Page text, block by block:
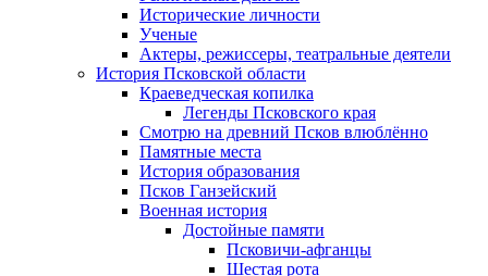
Исторические личности
Ученые
Актеры, режиссеры, театральные деятели
История Псковской области
Краеведческая копилка
Легенды Псковского края
Смотрю на древний Псков влюблённо
Памятные места
История образования
Псков Ганзейский
Военная история
Достойные памяти
Псковичи-афганцы
Шестая рота